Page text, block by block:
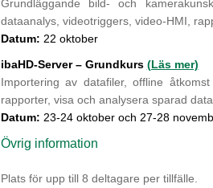
Grundläggande bild- och
dataanalys, videotriggers, video-HMI,
Datum: 22 oktober
ibaHD-Server – Grundkurs (Läs mer)
Importering av datafiler, offline
rapporter, visa och analysera sparad
Datum: 23-24 oktober och 27-28
Övrig information
Plats för upp till 8 deltagare per tillfälle.